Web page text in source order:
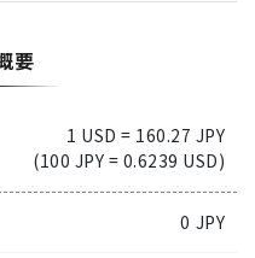
要
1 USD = 160.27 JPY
(100 JPY = 0.6239 USD)
0 JPY